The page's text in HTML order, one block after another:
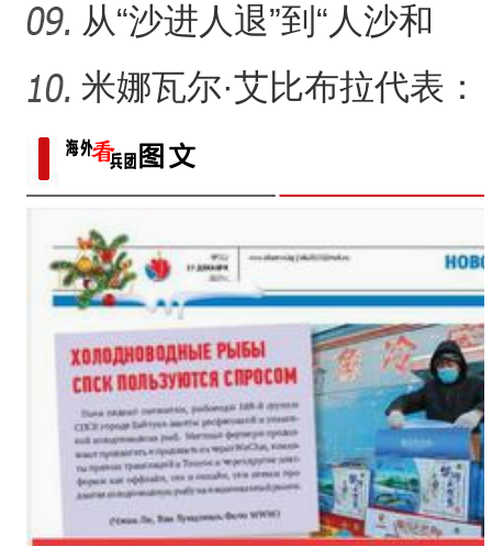
从“沙进人退”到“人沙和
谐”，新疆何以在“死亡
米娜瓦尔·艾比布拉代表：
让少数民族古籍文字“活